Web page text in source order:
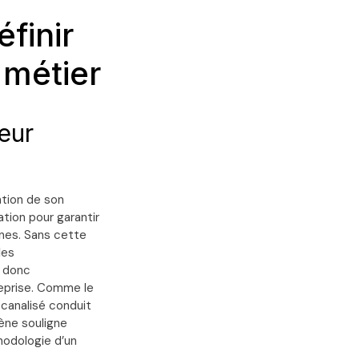
de son
pour garantir
Sans cette
Comme le
conduit
souligne
d’un